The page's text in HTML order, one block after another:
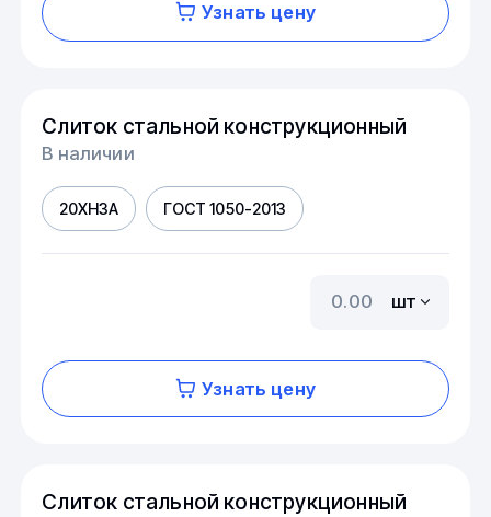
Узнать цену
Слиток стальной конструкционный
В наличии
20ХН3А ГОСТ 1050-2013
шт
Узнать цену
Слиток стальной конструкционный